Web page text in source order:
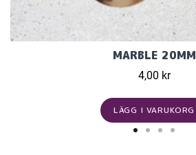
MARBLE 20MM
4,00 kr
LÄGG I VARUKORG